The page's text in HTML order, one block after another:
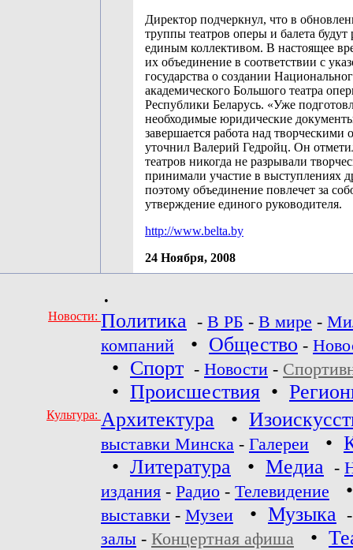
Директор подчеркнул, что в
труппы театров оперы и балета будут
единым коллективом. В настоящее
их объединение в соответствии с
государства о создании
академического Большого театра
Республики Беларусь. «Уже
необходимые юридические
завершается работа над
уточнил Валерий Гедройц. Он
театров никогда не разрывали
принимали участие в выступлениях
поэтому объединение повлечет за
утверждение единого руководителя.
http://www.belta.by
24 Ноября, 2008
•
Новости: Политика - В РБ - В мире -
компаний
• Общество -
• Спорт - Новости -
• Происшествия •
Культура: Архитектура •
выставки Минска - Галереи •
• Литература • Медиа -
издания - Радио - Телевидение
выставки - Музеи • Музыка
залы - Концертная афиша •